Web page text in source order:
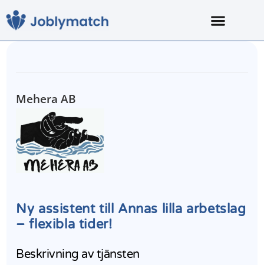
Mehera AB
Ny assistent till Annas lilla arbetslag
– flexibla tider!
Beskrivning av tjänsten